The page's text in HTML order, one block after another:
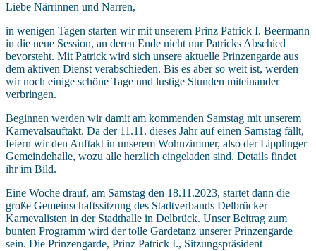
Liebe Närrinnen und Narren,
in wenigen Tagen starten wir mit unserem Prinz Patrick I. Beermann
in die neue Session, an deren Ende nicht nur Patricks Abschied
bevorsteht. Mit Patrick wird sich unsere aktuelle Prinzengarde aus
dem aktiven Dienst verabschieden. Bis es aber so weit ist, werden
wir noch einige schöne Tage und lustige Stunden miteinander
verbringen.
Beginnen werden wir damit am kommenden Samstag mit unserem
Karnevalsauftakt. Da der 11.11. dieses Jahr auf einen Samstag fällt,
feiern wir den Auftakt in unserem Wohnzimmer, also der Lipplinger
Gemeindehalle, wozu alle herzlich eingeladen sind. Details findet
ihr im Bild.
Eine Woche drauf, am Samstag den 18.11.2023, startet dann die
große Gemeinschaftssitzung des Stadtverbands Delbrücker
Karnevalisten in der Stadthalle in Delbrück. Unser Beitrag zum
bunten Programm wird der tolle Gardetanz unserer Prinzengarde
sein. Die Prinzengarde, Prinz Patrick I., Sitzungspräsident